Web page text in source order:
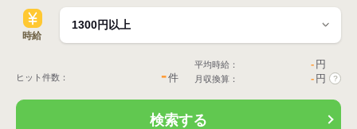
時給
ヒット件数： -件
平均時給： - 円
月収換算： - 円 ?
検索する